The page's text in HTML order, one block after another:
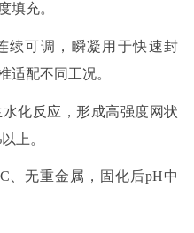
填充。
续可调，瞬凝用于快速封
适配不同工况。
水化反应，形成高强度网状
以上。
、无重金属，固化后pH中